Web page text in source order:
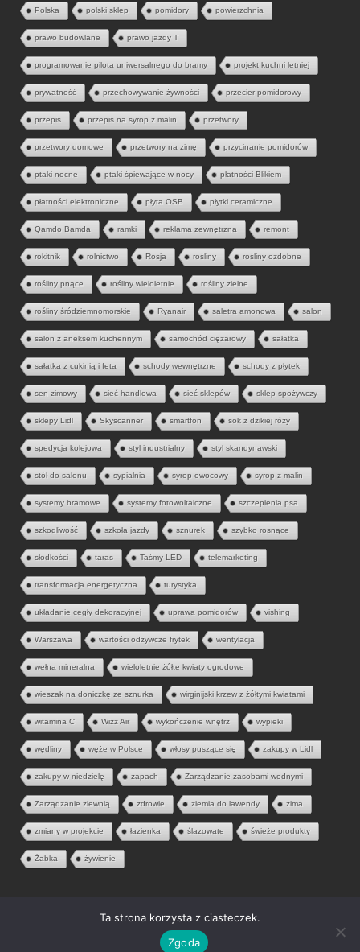
Polska polski sklep pomidory powierzchnia
prawo budowlane prawo jazdy T
programowanie pilota uniwersalnego do bramy projekt kuchni letniej
prywatność przechowywanie żywności przecier pomidorowy
przepis przepis na syrop z malin przetwory
przetwory domowe przetwory na zimę przycinanie pomidorów
ptaki nocne ptaki śpiewające w nocy płatności Blikiem
płatności elektroniczne płyta OSB płytki ceramiczne
Qamdo Bamda ramki reklama zewnętrzna remont
rokitnik rolnictwo Rosja rośliny rośliny ozdobne
rośliny pnące rośliny wieloletnie rośliny zielne
rośliny śródziemnomorskie Ryanair saletra amonowa salon
salon z aneksem kuchennym samochód ciężarowy sałatka
sałatka z cukinią i feta schody wewnętrzne schody z płytek
sen zimowy sieć handlowa sieć sklepów sklep spożywczy
sklepy Lidl Skyscanner smartfon sok z dzikiej róży
spedycja kolejowa styl industrialny styl skandynawski
stół do salonu sypialnia syrop owocowy syrop z malin
systemy bramowe systemy fotowoltaiczne szczepienia psa
szkodliwość szkoła jazdy sznurek szybko rosnące
słodkości taras Taśmy LED telemarketing
transformacja energetyczna turystyka
układanie cegły dekoracyjnej uprawa pomidorów vishing
Warszawa wartości odżywcze frytek wentylacja
wełna mineralna wieloletnie żółte kwiaty ogrodowe
wieszak na doniczkę ze sznurka wirginijski krzew z żółtymi kwiatami
witamina C Wizz Air wykończenie wnętrz wypieki
wędliny węże w Polsce włosy puszące się zakupy w Lidl
zakupy w niedzielę zapach Zarządzanie zasobami wodnymi
Zarządzanie zlewnią zdrowie ziemia do lawendy zima
zmiany w projekcie łazienka ślazowate świeże produkty
Żabka żywienie
© 2026 Aria Liter. Wszelkie prawa zastrzeżone.
Ta strona korzysta z ciasteczek.
Zgoda